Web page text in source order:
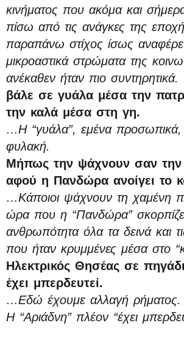
κινήματος που ακόμα και
πίσω από τις ανάγκες της
παραπάνω στίχος ίσως
μικροαστικά στρώματα της
ανέκαθεν ήταν πιο συντηρητικά.
βάλε σε γυάλα μέσα την
την καλά μέσα στη γη.
…Η “γυάλα”, εμένα προσωπικά,
φυλακή.
Μήπως την ψάχνουν σαν την
αφού η Πανδώρα ανοίγει το
…Κάποιοι ψάχνουν τη χαμένη
ώρα που η “Πανδώρα”
ανθρωπότητα όλα τα δεινά και
που ήταν κρυμμένες μέσα στο
Ηλεκτρικός Θησέας σε
έχει μπερδευτεί.
…Εδώ έχουμε αλλαγή ρήματος.
Η “Αριάδνη” πλέον “έχει